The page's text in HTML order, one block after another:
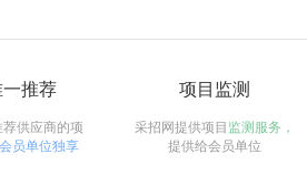
推荐
供应商的项
员单位独享
项目监测
采招网提供项目 监测服务，
提供给会员单位